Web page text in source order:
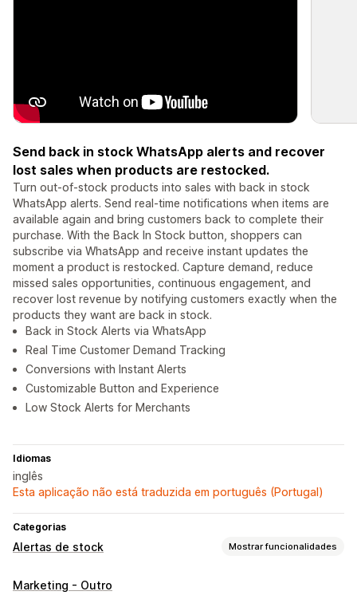
Send back in stock WhatsApp alerts and recover
lost sales when products are restocked.
Turn out-of-stock products into sales with back in stock
WhatsApp alerts. Send real-time notifications when items are
available again and bring customers back to complete their
purchase. With the Back In Stock button, shoppers can
subscribe via WhatsApp and receive instant updates the
moment a product is restocked. Capture demand, reduce
missed sales opportunities, continuous engagement, and
recover lost revenue by notifying customers exactly when the
products they want are back in stock.
Back in Stock Alerts via WhatsApp
Real Time Customer Demand Tracking
Conversions with Instant Alerts
Customizable Button and Experience
Low Stock Alerts for Merchants
Idiomas
inglês
Esta aplicação não está traduzida em português (Portugal)
Categorias
Alertas de stock Mostrar funcionalidades
Notificações
Marketing - Outro